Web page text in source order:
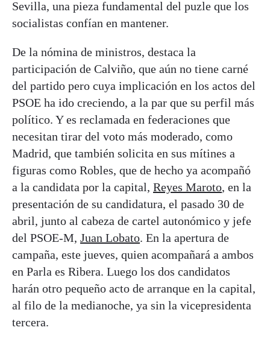
Sevilla, una pieza fundamental del puzle que los
socialistas confían en mantener.
De la nómina de ministros, destaca la
participación de Calviño, que aún no tiene carné
del partido pero cuya implicación en los actos del
PSOE ha ido creciendo, a la par que su perfil más
político. Y es reclamada en federaciones que
necesitan tirar del voto más moderado, como
Madrid, que también solicita en sus mítines a
figuras como Robles, que de hecho ya acompañó
a la candidata por la capital, Reyes Maroto, en la
presentación de su candidatura, el pasado 30 de
abril, junto al cabeza de cartel autonómico y jefe
del PSOE-M, Juan Lobato. En la apertura de
campaña, este jueves, quien acompañará a ambos
en Parla es Ribera. Luego los dos candidatos
harán otro pequeño acto de arranque en la capital,
al filo de la medianoche, ya sin la vicepresidenta
tercera.